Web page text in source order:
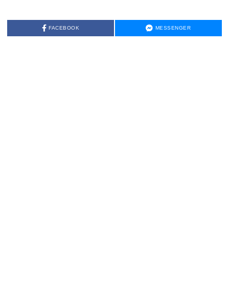
FACEBOOK MESSENGER